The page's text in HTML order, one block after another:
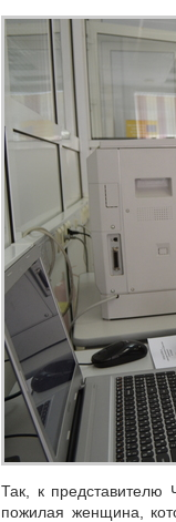
Так, к представителю
пожилая женщина,